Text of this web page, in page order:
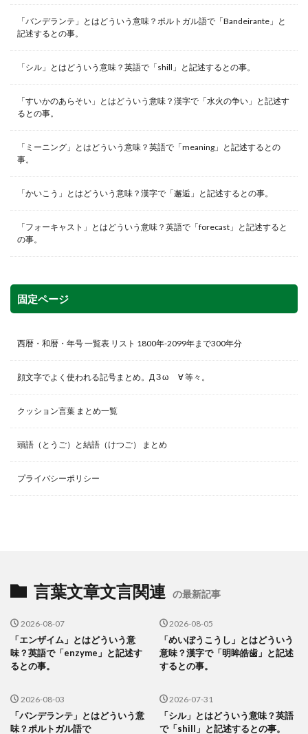
「バンデランテ」とはどういう意味？ポルトガル語で「Bandeirante」と
記述するとの事。
「シル」とはどういう意味？英語で「shill」と記述するとの事。
「すいかのあらそい」とはどういう意味？漢字で「水火の争い」と記述す
るとの事。
「ミーニング」とはどういう意味？英語で「meaning」と記述するとの
事。
「かいこう」とはどういう意味？漢字で「邂逅」と記述するとの事。
「フォーキャスト」とはどういう意味？英語で「forecast」と記述すると
の事。
固定ページ
西暦・和暦・年号 一覧表 リスト 1800年-2099年まで300年分
顔文字でよく使われる記号まとめ。Д З ω ゞ∀ 等々。
クッション言葉 まとめ一覧
頭語（とうご）と結語（けつご） まとめ
プライバシーポリシー
言葉文章文言関連 の最新記事
2026-08-07
「エンザイム」とはどういう意
味？英語で「enzyme」と記述す
るとの事。
2026-08-05
「めいぼうこうし」とはどういう
意味？漢字で「明眸皓歯」と記述
するとの事。
2026-08-03
「バンデランテ」とはどういう意
味？ポルトガル語で
2026-07-31
「シル」とはどういう意味？英語
で「shill」と記述するとの事。